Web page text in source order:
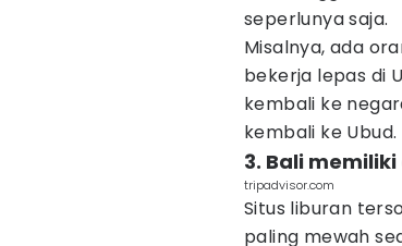
seperlunya saja.
Misalnya, ada
bekerja lepas di
kembali ke
kembali ke Ubud.
3. Bali
tripadvisor.com
Situs liburan
paling mewah